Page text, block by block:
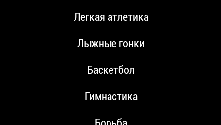
Легкая атлетика
Лыжные гонки
Баскетбол
Гимнастика